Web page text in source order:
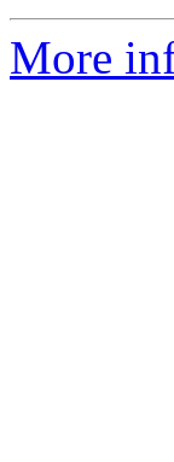
More